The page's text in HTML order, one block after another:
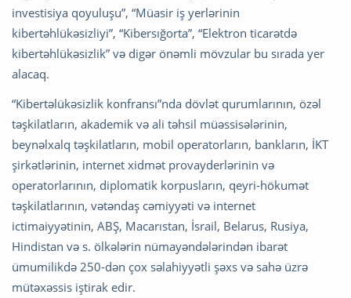
investisiya qoyuluşu”, “Müasir iş yerlərinin
kibertəhlükəsizliyi”, “Kibersığorta”, “Elektron ticarətdə
kibertəhlükəsizlik” və digər önəmli mövzular bu sırada yer
alacaq.
“Kibertəlükəsizlik konfransı”nda dövlət qurumlarının, özəl
təşkilatların, akademik və ali təhsil müəssisələrinin,
beynəlxalq təşkilatların, mobil operatorların, bankların, İKT
şirkətlərinin, internet xidmət provayderlərinin və
operatorlarının, diplomatik korpusların, qeyri-hökumət
təşkilatlarının, vətəndaş cəmiyyəti və internet
ictimaiyyətinin, ABŞ, Macarıstan, İsrail, Belarus, Rusiya,
Hindistan və s. ölkələrin nümayəndələrindən ibarət
ümumilikdə 250-dən çox səlahiyyətli şəxs və sahə üzrə
mütəxəssis iştirak edir.